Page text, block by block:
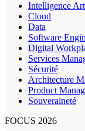
Intelligence
Cloud
Data
Software
Digital
Services
Sécurité
Architecture
Product
Souveraineté
FOCUS 2026